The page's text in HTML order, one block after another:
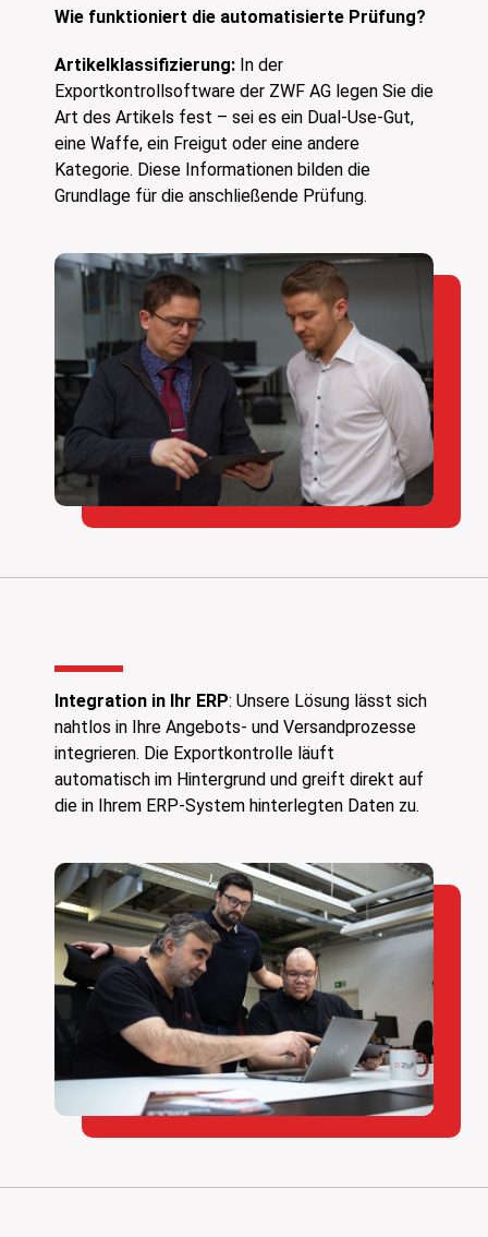
Wie funktioniert die automatisierte Prüfung?
Artikelklassifizierung: In der
Exportkontrollsoftware der ZWF AG legen Sie die
Art des Artikels fest – sei es ein Dual-Use-Gut,
eine Waffe, ein Freigut oder eine andere
Kategorie. Diese Informationen bilden die
Grundlage für die anschließende Prüfung.
Integration in Ihr ERP: Unsere Lösung lässt sich
nahtlos in Ihre Angebots- und Versandprozesse
integrieren. Die Exportkontrolle läuft
automatisch im Hintergrund und greift direkt auf
die in Ihrem ERP-System hinterlegten Daten zu.